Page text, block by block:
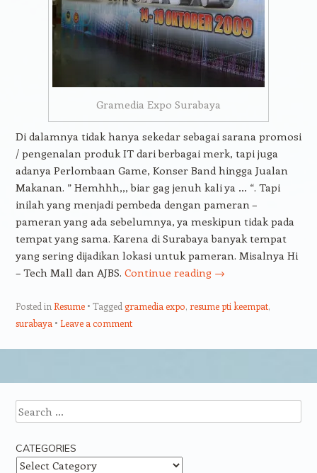
Gramedia Expo Surabaya
Di dalamnya tidak hanya sekedar sebagai sarana promosi
/ pengenalan produk IT dari berbagai merk, tapi juga
adanya Perlombaan Game, Konser Band hingga Jualan
Makanan. ” Hemhhh,,, biar gag jenuh kali ya … “. Tapi
inilah yang menjadi pembeda dengan pameran –
pameran yang ada sebelumnya, ya meskipun tidak pada
tempat yang sama. Karena di Surabaya banyak tempat
yang sering dijadikan lokasi untuk pameran. Misalnya Hi
– Tech Mall dan AJBS. Continue reading →
Posted inResume Taggedgramedia expo, resume pti keempat,
surabaya
Leave a comment
Search
CATEGORIES
Categories